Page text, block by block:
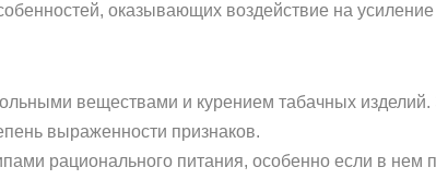
оказывающих воздействие на
веществами и курением табачных
выраженности признаков.
рационального питания, особенно если в